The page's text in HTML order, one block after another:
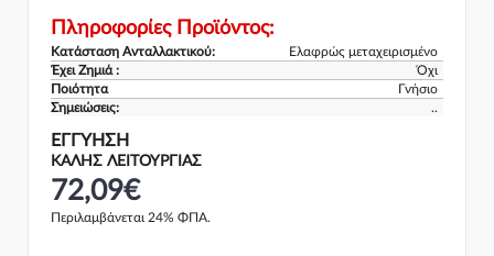
Πληροφορίες Προϊόντος:
Κατάσταση Ανταλλακτικού:
Ελαφρώς μεταχειρισμένο
Έχει Ζημιά :
Όχι
Ποιότητα
Γνήσιο
Σημειώσεις:
..
ΕΓΓΎΗΣΗ
ΚΑΛΗΣ ΛΕΙΤΟΥΡΓΙΑΣ
72,09€
Περιλαμβάνεται 24% ΦΠΑ.